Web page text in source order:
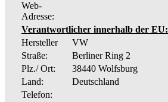
Web-
Adresse:
Verantwortlicher innerhalb der EU:
Hersteller
VW
Straße:
Berliner Ring 2
Plz./ Ort:
38440 Wolfsburg
Land:
Deutschland
Telefon: